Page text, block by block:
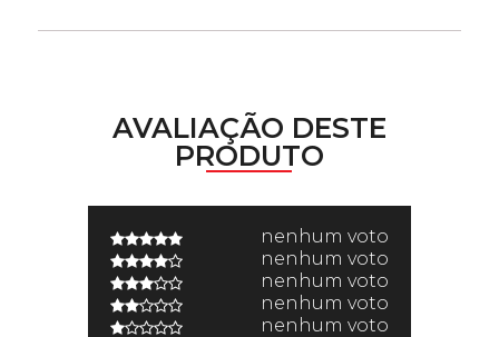
AVALIAÇÃO DESTE
PRODUTO
nenhum voto
nenhum voto
nenhum voto
nenhum voto
nenhum voto